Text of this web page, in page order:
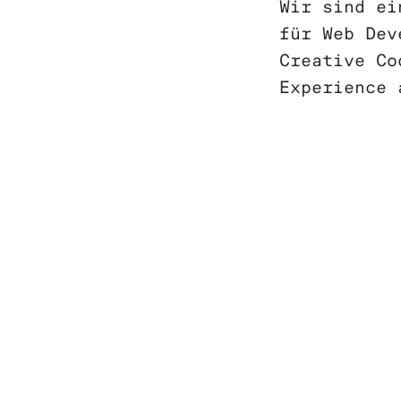
Wir sind
für Web
Creative
Experience